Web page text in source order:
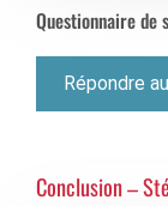
Questionnaire
Répondre
Conclusion –